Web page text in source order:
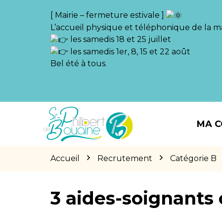
[ Mairie – fermeture estivale ]
L’accueil physique et téléphonique de la
les samedis 18 et 25 juillet
les samedis 1er, 8, 15 et 22 août
Bel été à tous.
MA
Accueil Recrutement Catégorie B
3 aides-soignants